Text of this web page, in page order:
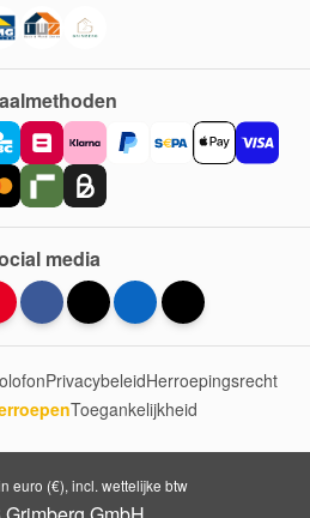
media
PrivacybeleidHerroepingsrecht
Toegankelijkheid
euro (€), incl. wettelijke btw